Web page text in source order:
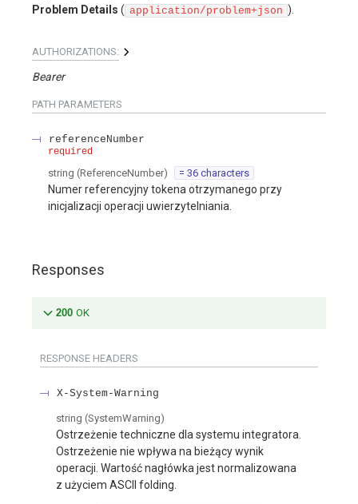
Problem Details ( application/problem+json ).
AUTHORIZATIONS:
Bearer
PATH PARAMETERS
referenceNumber
required
string (ReferenceNumber) = 36 characters
Numer referencyjny tokena otrzymanego przy
inicjalizacji operacji uwierzytelniania.
Responses
200 OK
RESPONSE HEADERS
X-System-Warning
string (SystemWarning)
Ostrzeżenie techniczne dla systemu integratora.
Ostrzeżenie nie wpływa na bieżący wynik
operacji. Wartość nagłówka jest normalizowana
z użyciem ASCII folding.